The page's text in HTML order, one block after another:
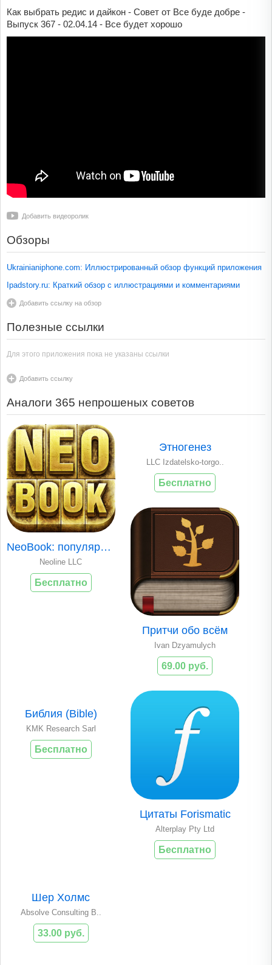
Как выбрать редис и дайкон - Совет от Все буде добре -
Выпуск 367 - 02.04.14 - Все будет хорошо
Добавить видеоролик
Обзоры
Ukrainianiphone.com: Иллюстрированный обзор функций приложения
Ipadstory.ru: Краткий обзор с иллюстрациями и комментариями
Добавить ссылку на обзор
Полезные ссылки
Для этого приложения пока не указаны ссылки
Добавить ссылку
Аналоги 365 непрошеных советов
NeoBook: популярные электронные и аудио книги
Neoline LLC
Бесплатно
Этногенез
LLC Izdatelsko-torgo..
Бесплатно
Притчи обо всём
Ivan Dzyamulych
69.00 руб.
Библия (Bible)
KMK Research Sarl
Бесплатно
Цитаты Forismatic
Alterplay Pty Ltd
Бесплатно
Шер Холмс
Absolve Consulting B..
33.00 руб.